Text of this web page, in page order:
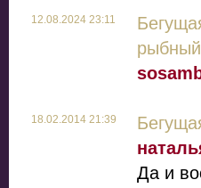
12.08.2024 23:11
18.02.2014 21:39
Да и